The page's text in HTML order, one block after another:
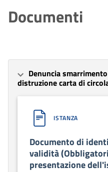
Documenti
Denuncia
distruzione carta di
ISTANZA
Documento di
validità
presentazione